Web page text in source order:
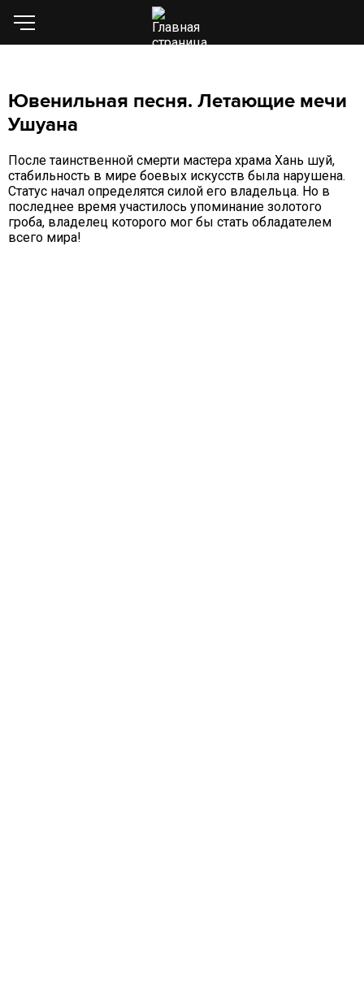
Ювенильная песня. Летающие мечи
Ушуана
После таинственной смерти мастера храма Хань шуй,
стабильность в мире боевых искусств была нарушена.
Статус начал определятся силой его владельца. Но в
последнее время участилось упоминание золотого
гроба, владелец которого мог бы стать обладателем
всего мира!